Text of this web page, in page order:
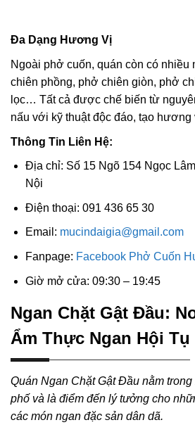
Đa Dạng Hương Vị
Ngoài phở cuốn, quán còn có nhiều
chiên phồng, phở chiên giòn, phở
lọc… Tất cả được chế biến từ
nấu với kỹ thuật độc đáo, tạo hương
Thông Tin Liên Hệ:
Địa chỉ: Số 15 Ngõ 154 Ngọc
Nội
Điện thoại: 091 436 65 30
Email: mucindaigia@gmail.com
Fanpage: Facebook Phở Cuốn
Giờ mở cửa: 09:30 – 19:45
Ngan Chặt Gật Đầu:
Ẩm Thực Ngan Hội Tụ
Quán Ngan Chặt Gật Đầu nằm
phố và là điểm đến lý tưởng cho
các món ngan đặc sản dân dã.